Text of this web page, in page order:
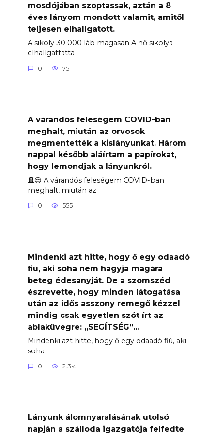
mosdójában szoptassak, aztán a 8
éves lányom mondott valamit, amitől
teljesen elhallgatott.
A sikoly 30 000 láb magasan A nő sikolya
elhallgattatta
0 75
A várandós feleségem COVID-ban
meghalt, miután az orvosok
megmentették a kislányunkat. Három
nappal később aláírtam a papírokat,
hogy lemondjak a lányunkról.
🪦😔 A várandós feleségem COVID-ban
meghalt, miután az
0 555
Mindenki azt hitte, hogy ő egy odaadó
fiú, aki soha nem hagyja magára
beteg édesanyját. De a szomszéd
észrevette, hogy minden látogatása
után az idős asszony remegő kézzel
mindig csak egyetlen szót írt az
ablaküvegre: „SEGÍTSÉG”…
Mindenki azt hitte, hogy ő egy odaadó fiú, aki
soha
0 2.3к.
Lányunk álomnyaralásának utolsó
napján a szálloda igazgatója felfedte